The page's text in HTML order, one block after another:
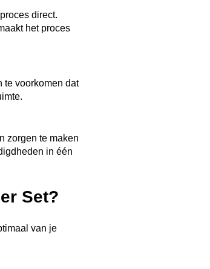
direct.
het proces
te voorkomen dat
zorgen te maken
in één
Set?
van je